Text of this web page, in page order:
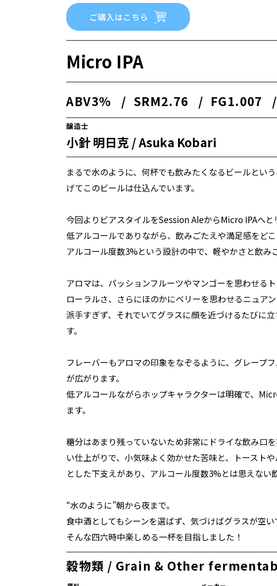
ご購入はこちら
Micro IPA
ABV3% / SRM2.76 / FG1.007 /
醸造士
小針 明日克 / Asuka Kobari
まるで水のように、何杯でも飲みたくなるビールとい
げてこのビールは仕込んでいます。
今回よりビアスタイルをSession AleからMicro IPAへと
低アルコールでありながら、飲みごたえや満足感をどこ
アルコール度数3%という設計の中で、軽やかさと飲み
アロマは、パッションフルーツやマンゴーを思わせる
ローラルさ、さらにほのかにベリーを思わせるニュアン
派手すぎず、それでいてグラスに顔を近づけるたびに
す。
フレーバーもアロマの印象をなぞるように、グレープ
が広がります。
低アルコールながらホップキャラクターは明確で、
ます。
糖分はあまり残っていないため非常にドライな飲み口
い仕上がりで、小気味よく効かせた苦味と、トースト
とした下支えがあり、アルコール度数3%とは思えない
“水のように”朝から夜まで。
食中酒としてもシーンを選ばず、気づけばグラスが空い
そんな四六時中楽しめる一杯を目指しました！
穀物類 / Grain & Other